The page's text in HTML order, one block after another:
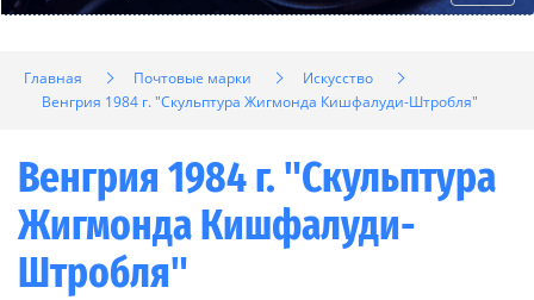
Главная Почтовые марки
Искусство
Венгрия 1984 г. "Скульптура Жигмонда Кишфалуди-Штробля"
Венгрия 1984 г. "Скульптура
Жигмонда Кишфалуди-
Штробля"